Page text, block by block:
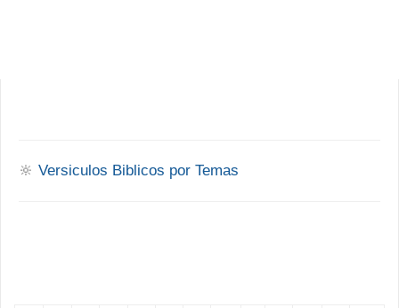
🔆 Versiculos Biblicos por Temas